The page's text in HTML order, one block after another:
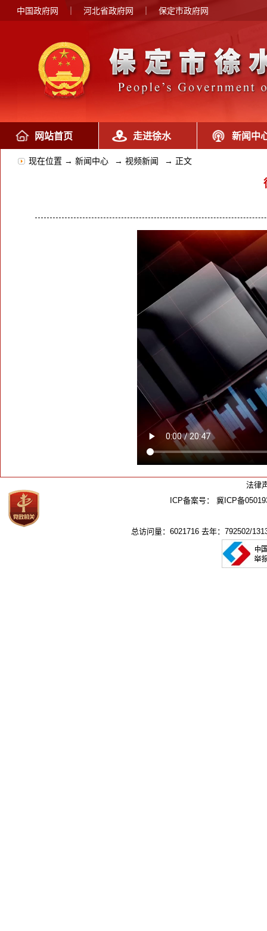
中国政府网 河北省政府网 保定市政府网
网站首页 走进徐水 新闻中
现在位置 → 新闻中心 → 视频新闻 → 正文
法律
ICP备案号：
冀ICP备
总访问量：6021716 去年：792502/